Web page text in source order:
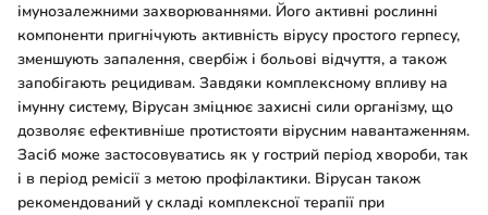
імунозалежними захворюваннями. Його активні рослинні
компоненти пригнічують активність вірусу простого герпесу,
зменшують запалення, свербіж і больові відчуття, а також
запобігають рецидивам. Завдяки комплексному впливу на
імунну систему, Вірусан зміцнює захисні сили організму, що
дозволяє ефективніше протистояти вірусним навантаженням.
Засіб може застосовуватись як у гострий період хвороби, так
і в період ремісії з метою профілактики. Вірусан також
рекомендований у складі комплексної терапії при